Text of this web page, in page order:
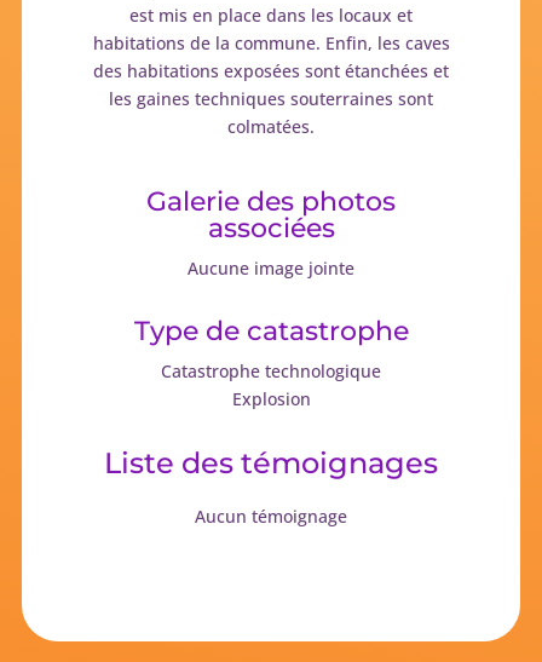
est mis en place dans les locaux et
habitations de la commune. Enfin, les caves
des habitations exposées sont étanchées et
les gaines techniques souterraines sont
colmatées.
Galerie des photos
associées
Aucune image jointe
Type de catastrophe
Catastrophe technologique
Explosion
Liste des témoignages
Aucun témoignage